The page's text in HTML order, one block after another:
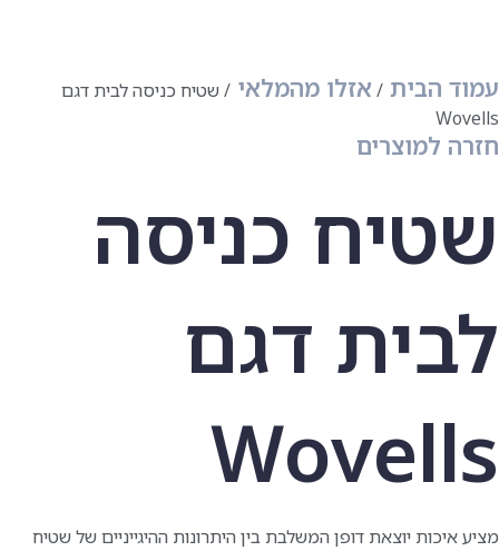
עמוד הבית אזלו מהמלאי
שטיח כניסה לבית דגם
Wovells
חזרה למוצרים
שטיח כניסה
לבית דגם
Wovells